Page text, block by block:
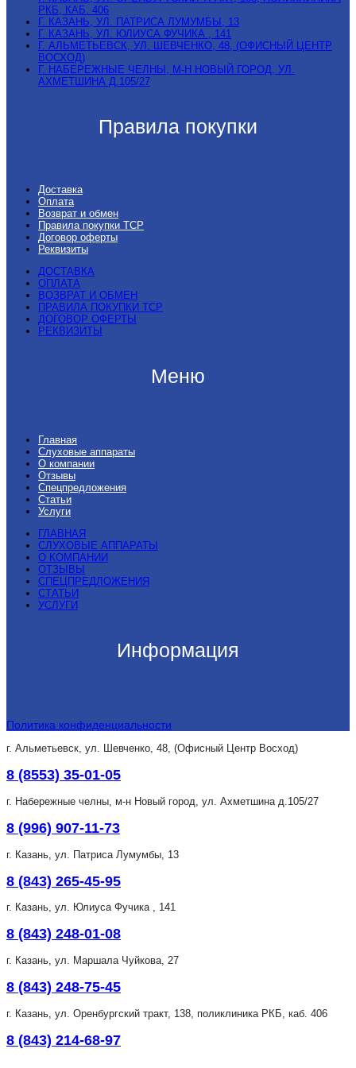
РКБ, КАБ. 406
Г. КАЗАНЬ, УЛ. ПАТРИСА ЛУМУМБЫ, 13
Г. КАЗАНЬ, УЛ. ЮЛИУСА ФУЧИКА , 141
Г. АЛЬМЕТЬЕВСК, УЛ. ШЕВЧЕНКО, 48, (ОФИСНЫЙ ЦЕНТР
ВОСХОД)
Г. НАБЕРЕЖНЫЕ ЧЕЛНЫ, М-Н НОВЫЙ ГОРОД, УЛ.
АХМЕТШИНА Д.105/27
Правила покупки
Доставка
Оплата
Возврат и обмен
Правила покупки ТСР
Договор оферты
Реквизиты
ДОСТАВКА
ОПЛАТА
ВОЗВРАТ И ОБМЕН
ПРАВИЛА ПОКУПКИ ТСР
ДОГОВОР ОФЕРТЫ
РЕКВИЗИТЫ
Меню
Главная
Слуховые аппараты
О компании
Отзывы
Спецпредложения
Статьи
Услуги
ГЛАВНАЯ
СЛУХОВЫЕ АППАРАТЫ
О КОМПАНИИ
ОТЗЫВЫ
СПЕЦПРЕДЛОЖЕНИЯ
СТАТЬИ
УСЛУГИ
Информация
Политика конфиденциальности
г. Альметьевск, ул. Шевченко, 48, (Офисный Центр Восход)
8 (8553) 35-01-05
г. Набережные челны, м-н Новый город, ул. Ахметшина д.105/27
8 (996) 907-11-73
г. Казань, ул. Патриса Лумумбы, 13
8 (843) 265-45-95
г. Казань, ул. Юлиуса Фучика , 141
8 (843) 248-01-08
г. Казань, ул. Маршала Чуйкова, 27
8 (843) 248-75-45
г. Казань, ул. Оренбургский тракт, 138, поликлиника РКБ, каб. 406
8 (843) 214-68-97